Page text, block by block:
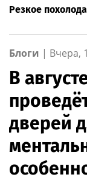
Резкое
Блоги | Вчера,
В
дверей